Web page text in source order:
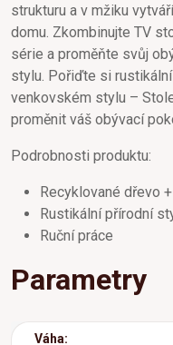
strukturu a v mžiku
domu. Zkombinujte TV
série a proměňte svůj
stylu. Pořiďte si
venkovském stylu –
proměnit váš obývací
Podrobnosti produktu:
Recyklované dřevo
Rustikální přírodní
Ruční práce
Parametry
Váha: